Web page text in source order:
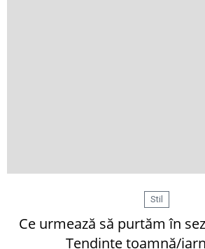
Stil
Ce urmează să purtăm în
Tendințe toamnă/